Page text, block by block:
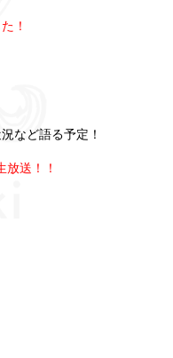
！
など語る予定！
送！！